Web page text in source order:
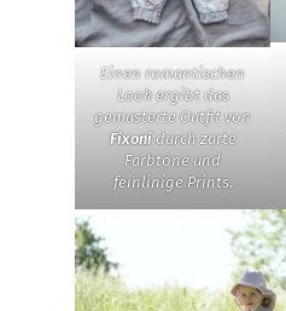
Einen romantischen
Look ergibt das
gemusterte Outfit von
Fixonidurch zarte
Farbtöne und
feinlinige Prints.